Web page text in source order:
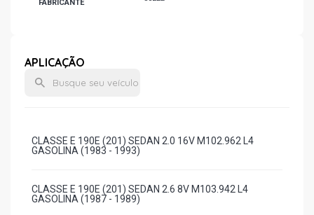
FABRICANTE
APLICAÇÃO
CLASSE E 190E (201) SEDAN 2.0 16V M102.962 L4
GASOLINA (1983 - 1993)
CLASSE E 190E (201) SEDAN 2.6 8V M103.942 L4
GASOLINA (1987 - 1989)